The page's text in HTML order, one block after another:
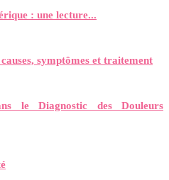
: une lecture...
symptômes et traitement
le Diagnostic des Douleurs